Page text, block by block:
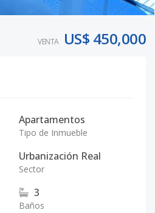
VENTA US$ 450,000
Apartamentos
Tipo de Inmueble
Urbanización Real
Sector
3
Baños